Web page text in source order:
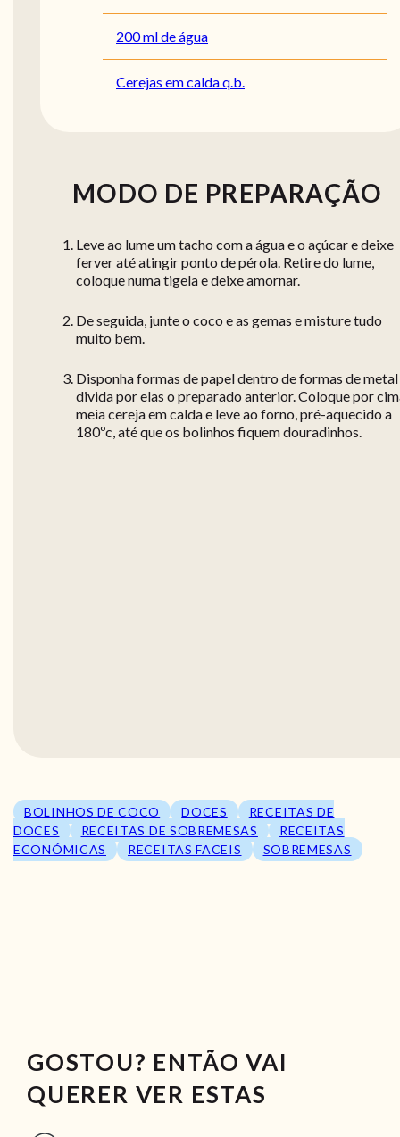
200 ml de água
Cerejas em calda q.b.
MODO DE PREPARAÇÃO
Leve ao lume um tacho com a água e o açúcar e deixe
ferver até atingir ponto de pérola. Retire do lume,
coloque numa tigela e deixe amornar.
De seguida, junte o coco e as gemas e misture tudo
muito bem.
Disponha formas de papel dentro de formas de metal
divida por elas o preparado anterior. Coloque por
meia cereja em calda e leve ao forno, pré-aquecido a
180ºc, até que os bolinhos fiquem douradinhos.
BOLINHOS DE COCO DOCES
RECEITAS DE
DOCES
RECEITAS DE SOBREMESAS
RECEITAS
ECONÓMICAS
RECEITAS FACEIS SOBREMESAS
GOSTOU? ENTÃO VAI
QUERER VER ESTAS